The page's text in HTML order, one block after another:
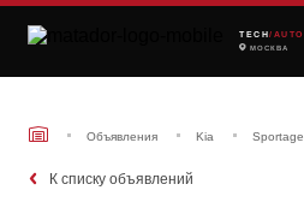
TECH /AUTO
МОСКВА
Объявления Kia Sportage
К списку объявлений